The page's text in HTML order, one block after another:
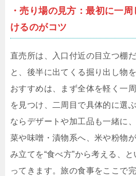
・売り場の見方：最初に一
けるのがコツ
直売所は、入口付近の目立つ棚
と、後半に出てくる掘り出し物
おすすめは、まず全体を軽く一
を見つけ、二周目で具体的に選
ならデザートや加工品も一緒に
菜や味噌・漬物系へ、米や粉物
み立てを“食べ方”から考える、
ってきます。旅の食事をここで